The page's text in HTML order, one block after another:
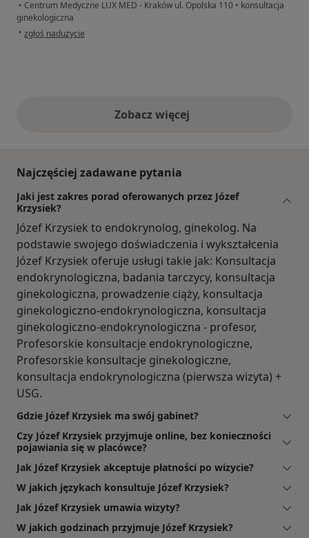
• Centrum Medyczne LUX MED - Kraków ul. Opolska 110 • konsultacja
ginekologiczna
• w opinii użytkownika Pacjent
zgłoś nadużycie
Zobacz więcejopinie powyżej
Najczęściej zadawane pytania
Jaki jest zakres porad oferowanych przez Józef
Krzysiek?
Józef Krzysiek to endokrynolog, ginekolog. Na
podstawie swojego doświadczenia i wykształcenia
Józef Krzysiek oferuje usługi takie jak: Konsultacja
endokrynologiczna, badania tarczycy, konsultacja
ginekologiczna, prowadzenie ciąży, konsultacja
ginekologiczno-endokrynologiczna, konsultacja
ginekologiczno-endokrynologiczna - profesor,
Profesorskie konsultacje endokrynologiczne,
Profesorskie konsultacje ginekologiczne,
konsultacja endokrynologiczna (pierwsza wizyta) +
USG.
Gdzie Józef Krzysiek ma swój gabinet?
Czy Józef Krzysiek przyjmuje online, bez konieczności
pojawiania się w placówce?
Jak Józef Krzysiek akceptuje płatności po wizycie?
W jakich językach konsultuje Józef Krzysiek?
Jak Józef Krzysiek umawia wizyty?
W jakich godzinach przyjmuje Józef Krzysiek?